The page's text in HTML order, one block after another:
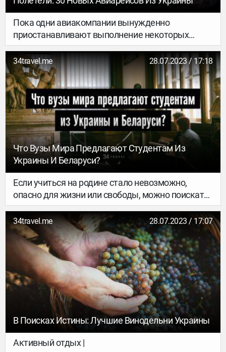
Пока одни авиакомпании вынужденно
приостанавливают выполнение некоторых
рейсов, другие – открывают новые
направления. Мы внимательно изучили, что там
по новым рейсам из Украины – оказалось, в
планах перевозчиков больше 30 (!) новых
направлений. Летать собираются из Киева,
Львова, Одессы, Харькова и Херсона. Куда –
рассказываем.
34travel.me 28.07.2023 / 17:18
Что Вузы Мира Предлагают Студентам Из
Украины И Беларуси?
Если учиться на родине стало невозможно,
опасно для жизни или свободы, можно поискать
варианты за рубежом и мигрировать по
образовательной линии. Всё больше
университетов сейчас демонстрируют
академическую солидарность с Украиной.
Польша, Литва и некоторые другие страны
предлагают уже ставшими традиционными
программы для беларусов. Собрали интересные
варианты в одном материале, чтобы тебе было
проще сориентироваться.
34travel.me 28.07.2023 / 17:07
В Поисках Истины: Лучшие Винодельни Украины
Активный отдых |